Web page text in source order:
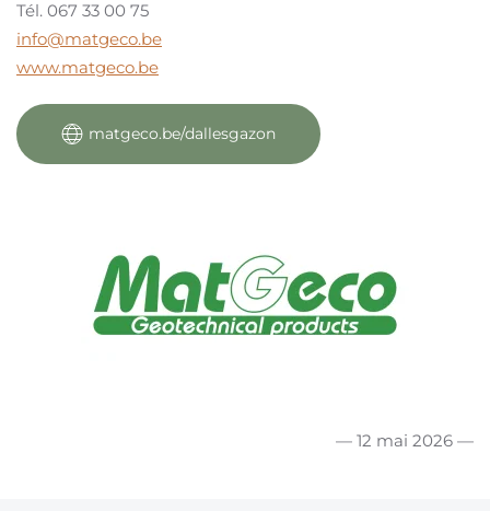
Tél. 067 33 00 75
info@matgeco.be
www.matgeco.be
matgeco.be/dallesgazon
— 12 mai 2026 —